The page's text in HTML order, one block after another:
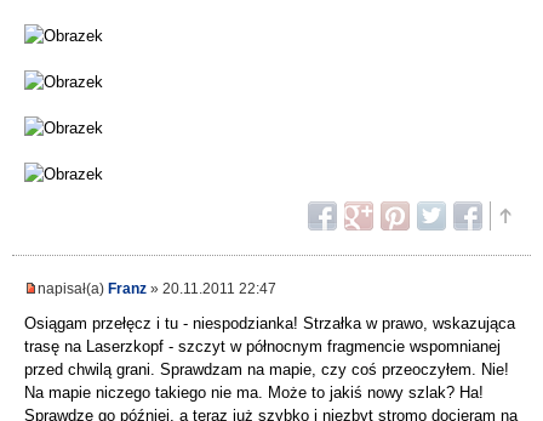
napisał(a) Franz » 20.11.2011 22:47
Osiągam przełęcz i tu - niespodzianka! Strzałka w prawo, wskazująca
trasę na Laserzkopf - szczyt w północnym fragmencie wspomnianej
przed chwilą grani. Sprawdzam na mapie, czy coś przeoczyłem. Nie!
Na mapie niczego takiego nie ma. Może to jakiś nowy szlak? Ha!
Sprawdzę go później, a teraz już szybko i niezbyt stromo docieram na